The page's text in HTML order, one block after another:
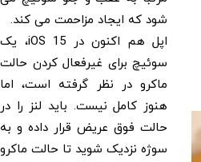
شود که ایجاد مزاحمت می کند.
اپل هم اکنون در iOS 15، یک
سوئیچ برای غیرفعال کردن حالت
ماکرو در نظر گرفته است، اما
هنوز کامل نیست. باید لنز را در
حالت فوق عریض قرار داده و به
سوژه نزدیک شوید تا حالت ماکرو